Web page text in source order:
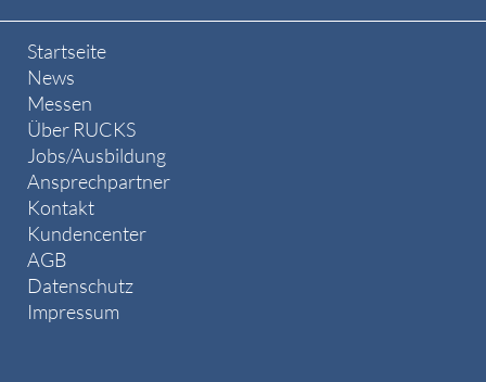
Startseite
News
Messen
Über RUCKS
Jobs/Ausbildung
Ansprechpartner
Kontakt
Kundencenter
AGB
Datenschutz
Impressum